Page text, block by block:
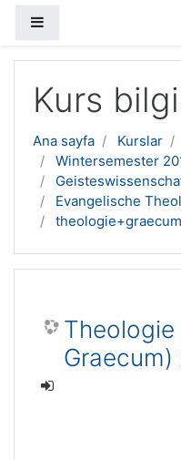
Kurs
Ana sayfa Kurslar
Wintersemester
Evangelische
Theologie
Graecum)